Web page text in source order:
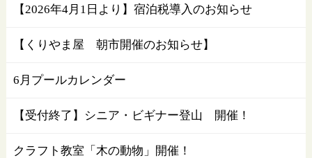
【2026年4月1日より】宿泊税導入のお知らせ
【くりやま屋 朝市開催のお知らせ】
6月プールカレンダー
【受付終了】シニア・ビギナー登山 開催！
クラフト教室「木の動物」開催！